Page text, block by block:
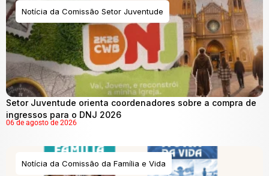
Notícia da Comissão Setor Juventude
Setor Juventude orienta coordenadores sobre a compra de
ingressos para o DNJ 2026
06 de agosto de 2026
Notícia da Comissão da Família e Vida